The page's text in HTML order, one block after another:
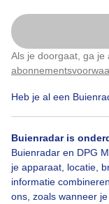
Als je doorgaat, ga je
Heb je al een
Buienradar is
Buienradar en DPG
je apparaat, locatie,
informatie
ons, zoals wanneer
blauwe lucht,
zien een grote
uur.
Door: Jacob Zeefat
Lente Zon
Bekijk slideshow
Klik